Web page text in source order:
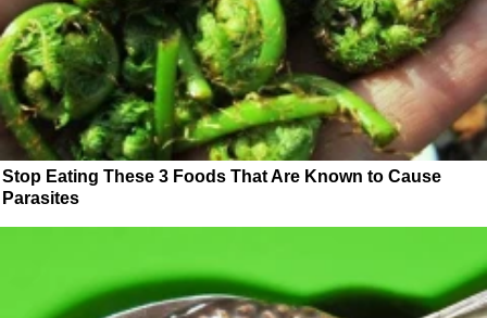
Stop Eating These 3 Foods That Are Known to Cause
Parasites